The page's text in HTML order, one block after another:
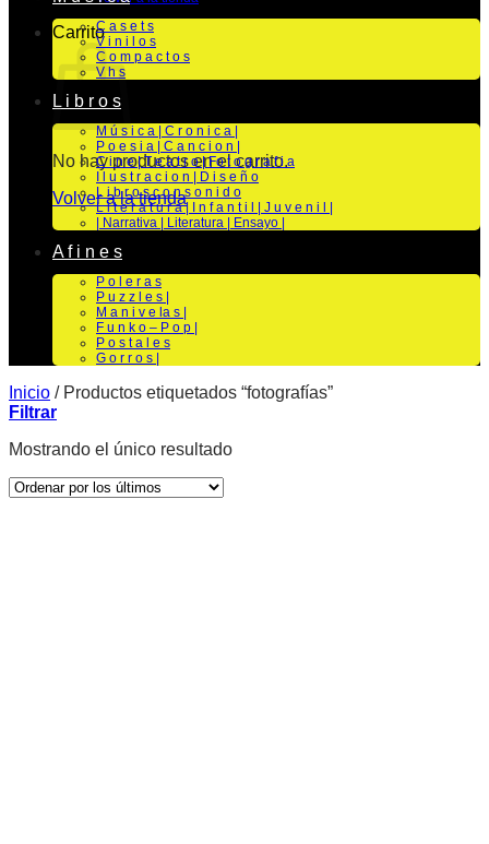
Carrito
No hay productos en el carrito.
Volver a la tienda
C a s e t s
V i n i l o s
C o m p a c t o s
V h s
L i b r o s
M ú s i c a | C r o n i c a |
P o e s i a | C a n c i o n |
C i n e | T e a t r o | Fo t o g r a f i a
I l u s t r a c i o n | D i s e ñ o
L i b r o s c o n s o n i d o
L i t e r a t u r a | I n f a n t i l | J u v e n i l |
| Narrativa | Literatura | Ensayo |
A f i n e s
P o l e r a s
P u z z l e s |
M a n i v e la s |
F u n k o – P o p |
P o s t a l e s
G o r r o s |
Inicio /Productos etiquetados “fotografías”
Filtrar
Mostrando el único resultado